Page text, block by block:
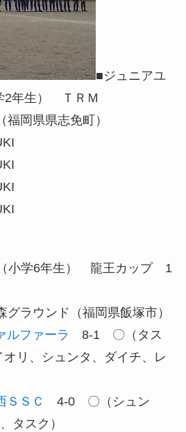
■ジュニアユ
2年生） ＴＲＭ
岡県県志免町）
小学6年生） 龍王カップ 1
ラウンド（福岡県飯塚市）
ルファーラ
8-1 〇（タス
リ、シュンタ、ダイチ、レ
ＳＳＣ
4-0 〇（シュン
タスク）